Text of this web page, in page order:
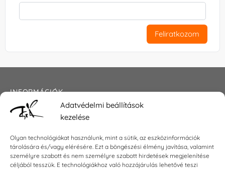
Adatvédelmi beállítások
kezelése
Olyan technológiákat használunk, mint a sütik, az eszközinformációk
tárolására és/vagy elérésére. Ezt a böngészési élmény javítása, valamint
személyre szabott és nem személyre szabott hirdetések megjelenítése
céljából tesszük. E technológiákhoz való hozzájárulás lehetővé teszi
Feliratkozom
INFORMÁCIÓK
Általános szerződési feltételek
Impresszum